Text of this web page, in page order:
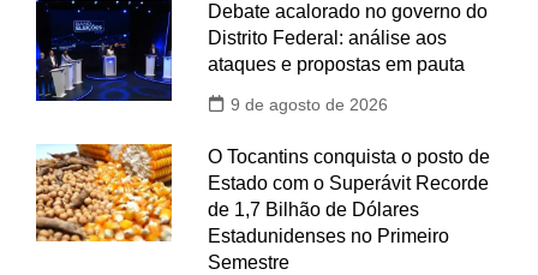
Debate acalorado no governo do
Distrito Federal: análise aos
ataques e propostas em pauta
9 de agosto de 2026
O Tocantins conquista o posto de
Estado com o Superávit Recorde
de 1,7 Bilhão de Dólares
Estadunidenses no Primeiro
Semestre